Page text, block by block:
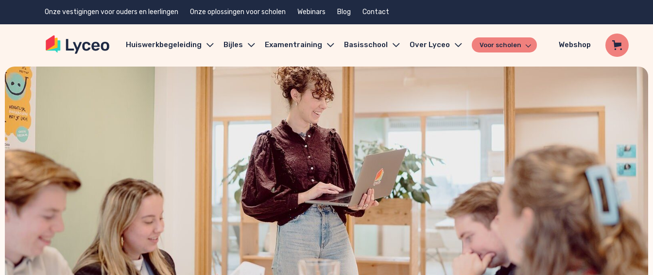
Onze vestigingen voor ouders en leerlingen Onze oplossingen voor scholen Webinars Blog Contact
Huiswerkbegeleiding Bijles Examentraining Basisschool Over Lyceo Voor scholen Webshop